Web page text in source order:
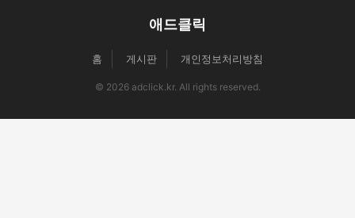
애드클릭
홈 게시판 개인정보처리방침
© 2026 adclick.kr. All rights reserved.